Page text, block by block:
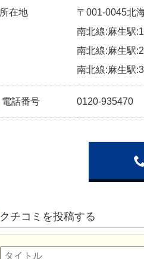
所在地
〒001-0045北
南北線:麻生駅
南北線:麻生駅
南北線:麻生駅
電話番号 0120-935470
クチコミを投稿する